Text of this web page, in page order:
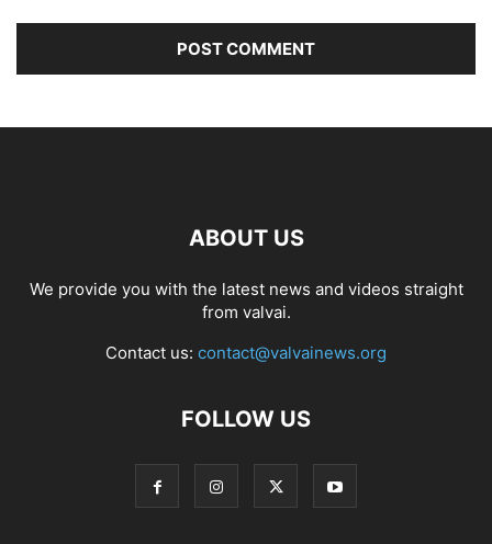
ABOUT US
We provide you with the latest news and videos straight
from valvai.
Contact us: contact@valvainews.org
FOLLOW US